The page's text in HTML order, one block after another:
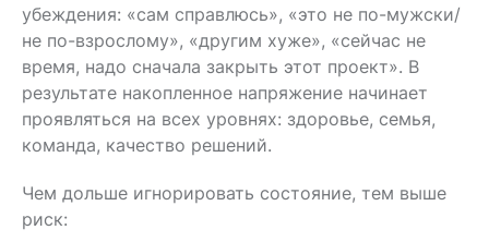
убеждения: «сам справлюсь», «это не по-мужски/
не по-взрослому», «другим хуже», «сейчас не
время, надо сначала закрыть этот проект». В
результате накопленное напряжение начинает
проявляться на всех уровнях: здоровье, семья,
команда, качество решений.
Чем дольше игнорировать состояние, тем выше
риск: